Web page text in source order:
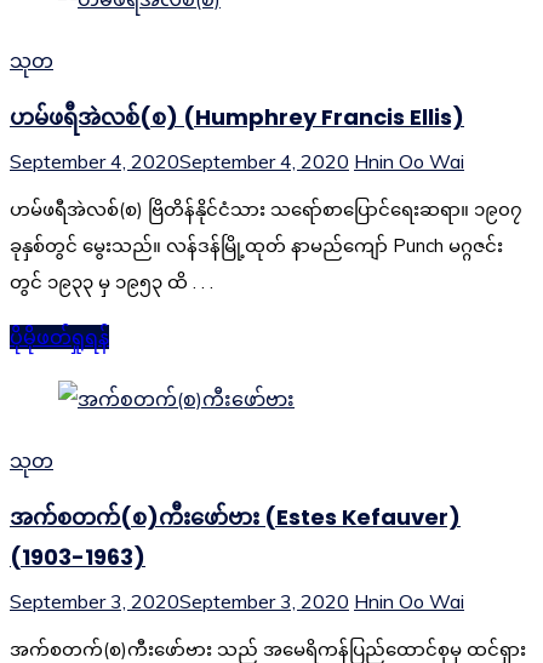
သုတ
ဟမ်ဖရီအဲလစ်(စ) (Humphrey Francis Ellis)
September 4, 2020September 4, 2020 Hnin Oo Wai
ဟမ်ဖရီအဲလစ်(စ) ဗြိတိန်နိုင်ငံသား သရော်စာပြောင်ရေးဆရာ။ ၁၉၀၇
ခုနှစ်တွင် မွေးသည်။ လန်ဒန်မြို့ထုတ် နာမည်ကျော် Punch မဂ္ဂဇင်း
တွင် ၁၉၃၃ မှ ၁၉၅၃ ထိ . . .
ပိုမိုဖတ်ရှုရန်
သုတ
အက်စတက်(စ)ကီးဖော်ဗား (Estes Kefauver)
(1903-1963)
September 3, 2020September 3, 2020 Hnin Oo Wai
အက်စတက်(စ)ကီးဖော်ဗား သည် အမေရိကန်ပြည်ထောင်စုမှ ထင်ရှား